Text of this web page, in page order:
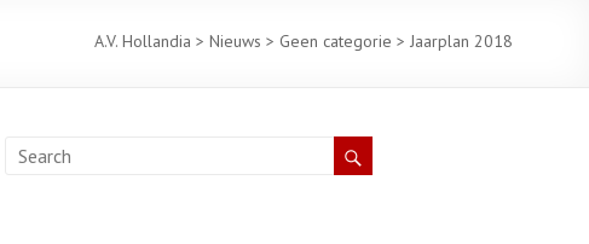
A.V. Hollandia > Nieuws > Geen categorie > Jaarplan 2018